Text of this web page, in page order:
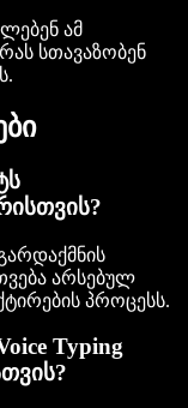
ამ
სთავაზობენ
არსებულ
პროცესს.
Typing